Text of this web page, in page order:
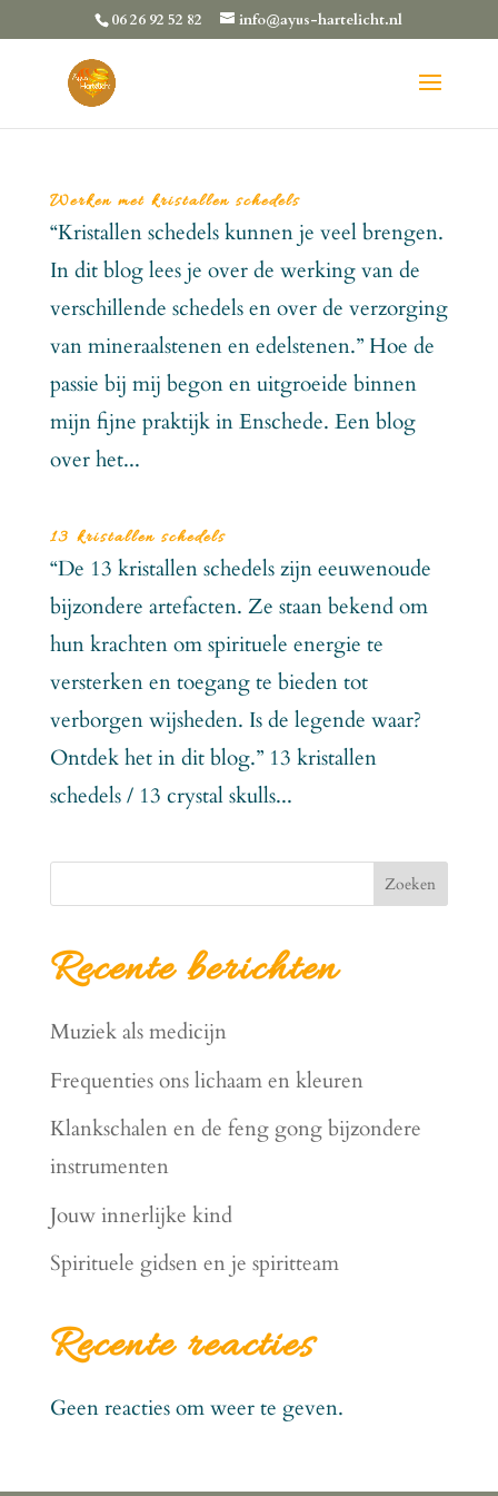
06 26 92 52 82 info@ayus-hartelicht.nl
Werken met kristallen schedels
“Kristallen schedels kunnen je veel brengen.
In dit blog lees je over de werking van de
verschillende schedels en over de verzorging
van mineraalstenen en edelstenen.” Hoe de
passie bij mij begon en uitgroeide binnen
mijn fijne praktijk in Enschede. Een blog
over het...
13 kristallen schedels
“De 13 kristallen schedels zijn eeuwenoude
bijzondere artefacten. Ze staan bekend om
hun krachten om spirituele energie te
versterken en toegang te bieden tot
verborgen wijsheden. Is de legende waar?
Ontdek het in dit blog.” 13 kristallen
schedels / 13 crystal skulls...
Zoeken
Recente berichten
Muziek als medicijn
Frequenties ons lichaam en kleuren
Klankschalen en de feng gong bijzondere
instrumenten
Jouw innerlijke kind
Spirituele gidsen en je spiritteam
Recente reacties
Geen reacties om weer te geven.